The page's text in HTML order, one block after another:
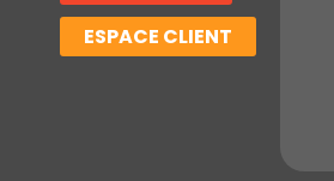
ESPACE CLIENT